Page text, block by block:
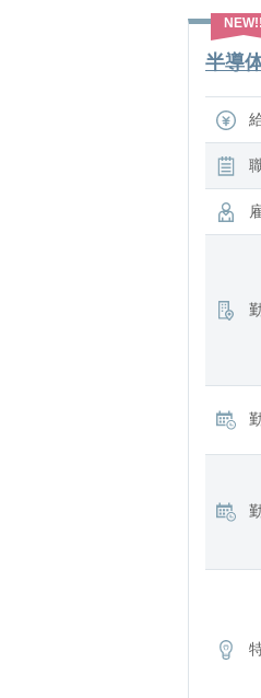
半導